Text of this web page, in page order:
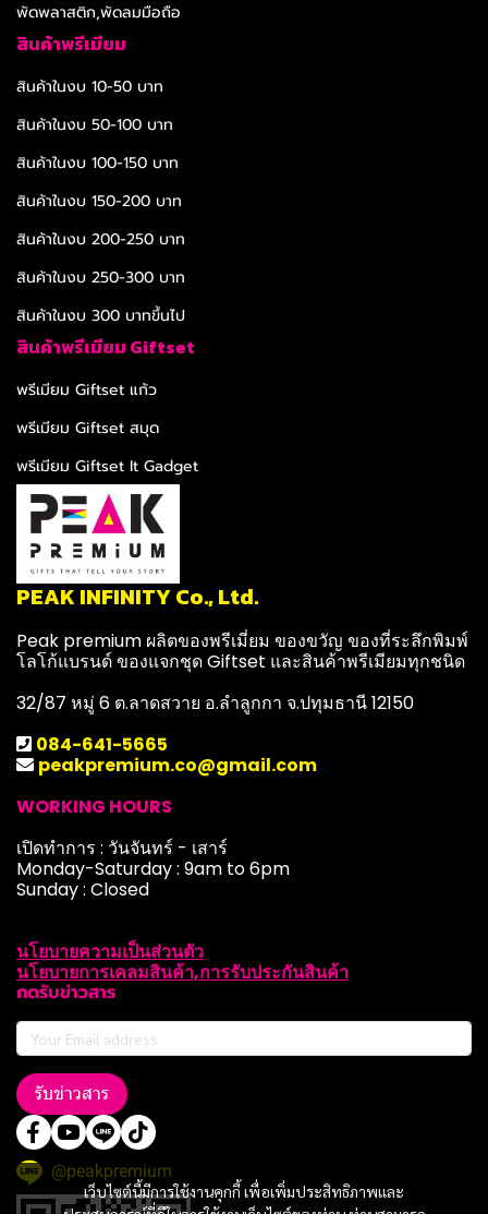
เว็บไซต์นี้มีการใช้งานคุกกี้ เพื่อเพิ่มประสิทธิภาพและ
พัดพลาสติก,พัดลมมือถือ
สินค้าพรีเมียม
สินค้าในงบ 10-50 บาท
สินค้าในงบ 50-100 บาท
สินค้าในงบ 100-150 บาท
สินค้าในงบ 150-200 บาท
สินค้าในงบ 200-250 บาท
สินค้าในงบ 250-300 บาท
สินค้าในงบ 300 บาทขึ้นไป
สินค้าพรีเมียม Giftset
พรีเมียม Giftset แก้ว
พรีเมียม Giftset สมุด
พรีเมียม Giftset It Gadget
PEAK INFINITY Co., Ltd.
Peak premium ผลิตของพรีเมี่ยม ของขวัญ ของที่ระลึกพิมพ์
โลโก้แบรนด์ ของแจกชุด Giftset และสินค้าพรีเมียมทุกชนิด
32/87 หมู่ 6 ต.ลาดสวาย อ.ลำลูกกา จ.ปทุมธานี 12150
084-641-5665
peakpremium.co@gmail.com
WORKING HOURS
เปิดทำการ : วันจันทร์ - เสาร์
Monday-Saturday : 9am to 6pm
Sunday : Closed
นโยบายความเป็นส่วนตัว
นโยบายการเคลมสินค้า,การรับประกันสินค้า
กดรับข่าวสาร
รับข่าวสาร
@peakpremium